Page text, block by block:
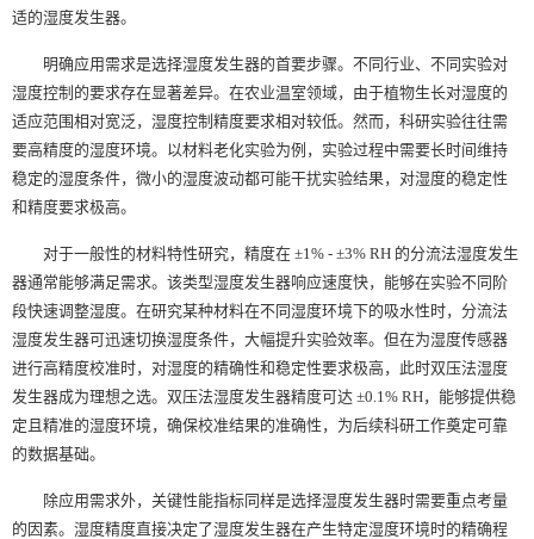
适的湿度发生器。
明确应用需求是选择湿度发生器的首要步骤。不同行业、不同实验对
湿度控制的要求存在显著差异。在农业温室领域，由于植物生长对湿度的
适应范围相对宽泛，湿度控制精度要求相对较低。然而，科研实验往往需
要高精度的湿度环境。以材料老化实验为例，实验过程中需要长时间维持
稳定的湿度条件，微小的湿度波动都可能干扰实验结果，对湿度的稳定性
和精度要求极高。
对于一般性的材料特性研究，精度在 ±1% - ±3% RH 的分流法湿度发生
器通常能够满足需求。该类型湿度发生器响应速度快，能够在实验不同阶
段快速调整湿度。在研究某种材料在不同湿度环境下的吸水性时，分流法
湿度发生器可迅速切换湿度条件，大幅提升实验效率。但在为湿度传感器
进行高精度校准时，对湿度的精确性和稳定性要求极高，此时双压法湿度
发生器成为理想之选。双压法湿度发生器精度可达 ±0.1% RH，能够提供稳
定且精准的湿度环境，确保校准结果的准确性，为后续科研工作奠定可靠
的数据基础。
除应用需求外，关键性能指标同样是选择湿度发生器时需要重点考量
的因素。湿度精度直接决定了湿度发生器在产生特定湿度环境时的精确程